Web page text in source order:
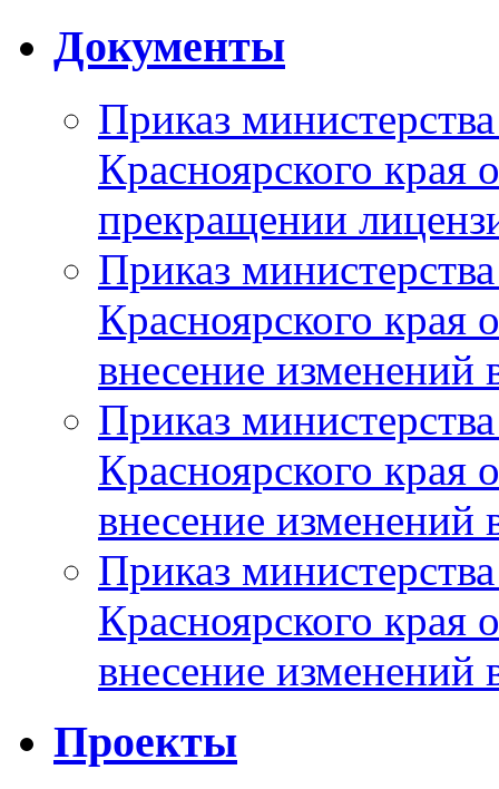
Документы
Приказ
Красноярского
прекращении
Приказ
Красноярского
внесение изменений
Приказ
Красноярского
внесение изменений
Приказ
Красноярского
внесение изменений
Проекты